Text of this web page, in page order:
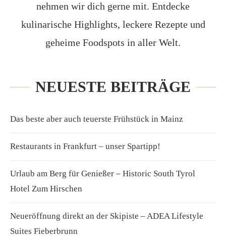
nehmen wir dich gerne mit. Entdecke
kulinarische Highlights, leckere Rezepte und
geheime Foodspots in aller Welt.
NEUESTE BEITRÄGE
Das beste aber auch teuerste Frühstück in Mainz
Restaurants in Frankfurt – unser Spartipp!
Urlaub am Berg für Genießer – Historic South Tyrol
Hotel Zum Hirschen
Neueröffnung direkt an der Skipiste – ADEA Lifestyle
Suites Fieberbrunn